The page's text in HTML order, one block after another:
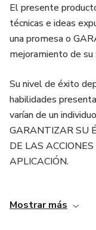
El presente
técnicas e ideas
una promesa o
mejoramiento de su
Su nivel de éxito
habilidades
varían de un
GARANTIZAR SU
DE LAS
APLICACIÓN.
OBTENCIÓN DE
Mostrar más